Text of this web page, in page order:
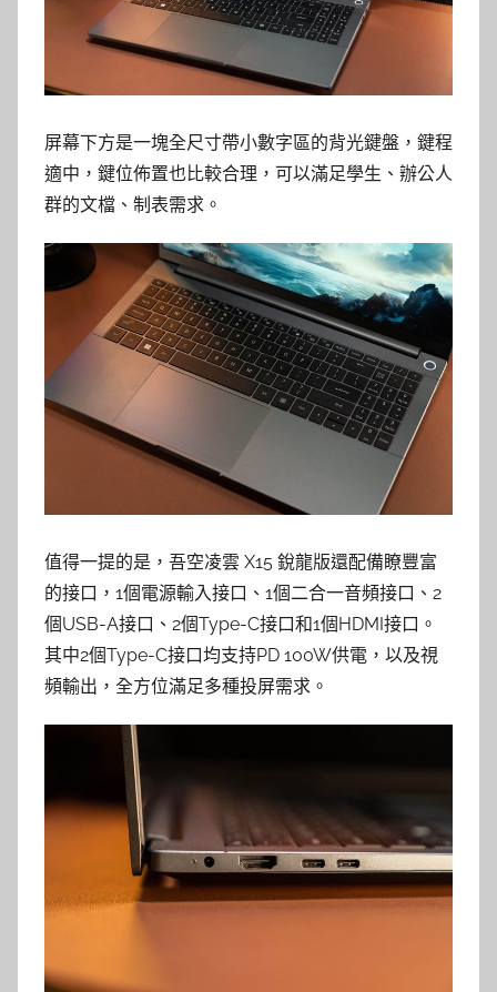
屏幕下方是一塊全尺寸帶小數字區的背光鍵盤，鍵程
適中，鍵位佈置也比較合理，可以滿足學生、辦公人
群的文檔、制表需求。
值得一提的是，吾空凌雲 X15 銳龍版還配備瞭豐富
的接口，1個電源輸入接口、1個二合一音頻接口、2
個USB-A接口、2個Type-C接口和1個HDMI接口。
其中2個Type-C接口均支持PD 100W供電，以及視
頻輸出，全方位滿足多種投屏需求。